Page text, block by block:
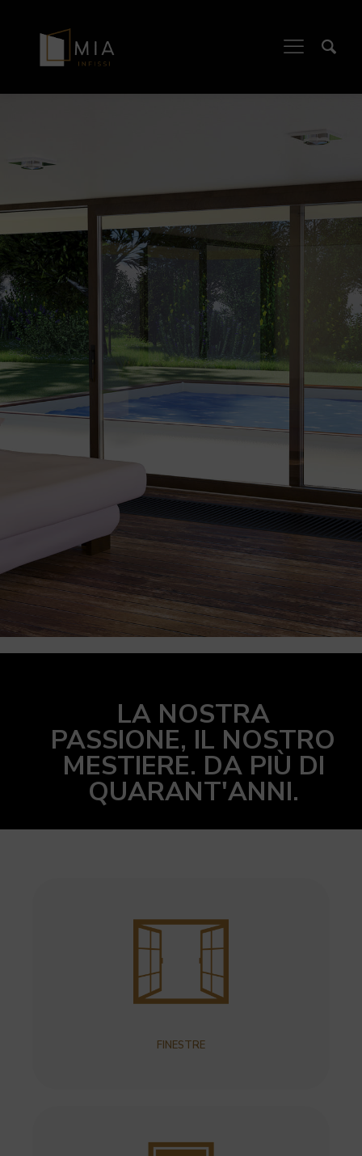
LA NOSTRA
PASSIONE, IL NOSTRO
MESTIERE. DA PIÙ DI
QUARANT'ANNI.
FINESTRE